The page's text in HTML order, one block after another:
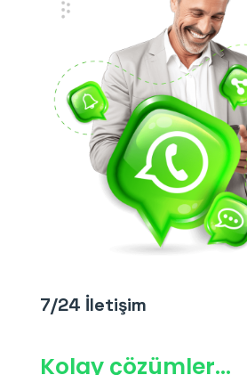
7/24 İletişim
Kolay çözümler…